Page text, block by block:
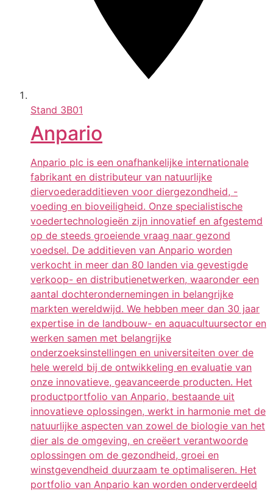
Stand 3B01
Anpario
Anpario plc is een onafhankelijke internationale
fabrikant en distributeur van natuurlijke
diervoederadditieven voor diergezondheid, -
voeding en bioveiligheid. Onze specialistische
voedertechnologieën zijn innovatief en afgestemd
op de steeds groeiende vraag naar gezond
voedsel. De additieven van Anpario worden
verkocht in meer dan 80 landen via gevestigde
verkoop- en distributienetwerken, waaronder een
aantal dochterondernemingen in belangrijke
markten wereldwijd. We hebben meer dan 30 jaar
expertise in de landbouw- en aquacultuursector en
werken samen met belangrijke
onderzoeksinstellingen en universiteiten over de
hele wereld bij de ontwikkeling en evaluatie van
onze innovatieve, geavanceerde producten. Het
productportfolio van Anpario, bestaande uit
innovatieve oplossingen, werkt in harmonie met de
natuurlijke aspecten van zowel de biologie van het
dier als de omgeving, en creëert verantwoorde
oplossingen om de gezondheid, groei en
winstgevendheid duurzaam te optimaliseren. Het
portfolio van Anpario kan worden onderverdeeld